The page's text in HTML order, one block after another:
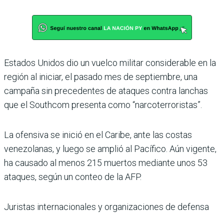
Estados Unidos dio un vuelco militar considerable en la
región al iniciar, el pasado mes de septiembre, una
campaña sin precedentes de ataques contra lanchas
que el Southcom presenta como “narcoterroristas”.
La ofensiva se inició en el Caribe, ante las costas
venezolanas, y luego se amplió al Pacífico. Aún vigente,
ha causado al menos 215 muertos mediante unos 53
ataques, según un conteo de la AFP.
Juristas internacionales y organizaciones de defensa